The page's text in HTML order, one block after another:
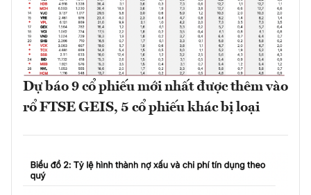
Dự báo 9 cổ phiếu mới nhất được thêm vào
rổ FTSE GEIS, 5 cổ phiếu khác bị loại